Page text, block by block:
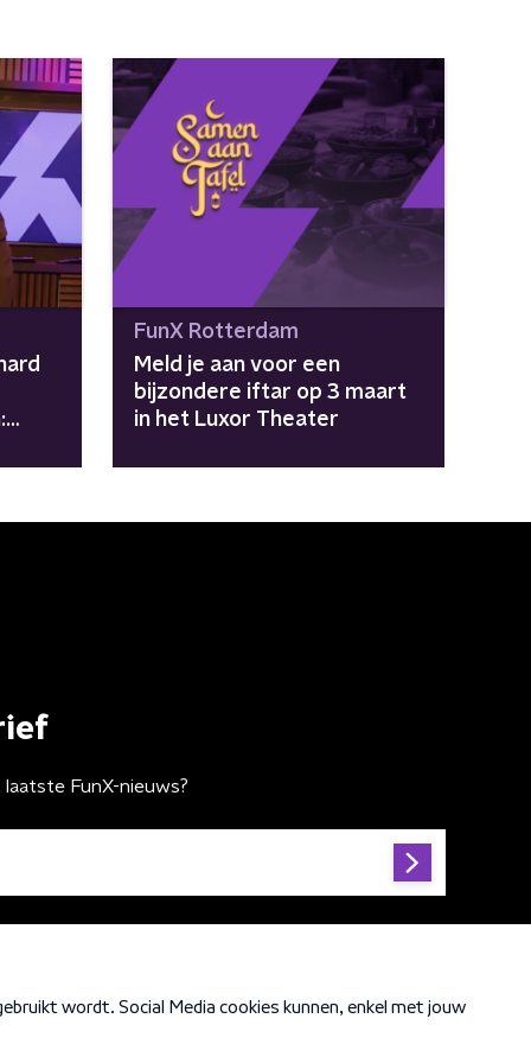
FunX Rotterdam
Meld je aan voor een
bijzondere iftar op 3 maart
in het Luxor Theater
FunX-nieuws?